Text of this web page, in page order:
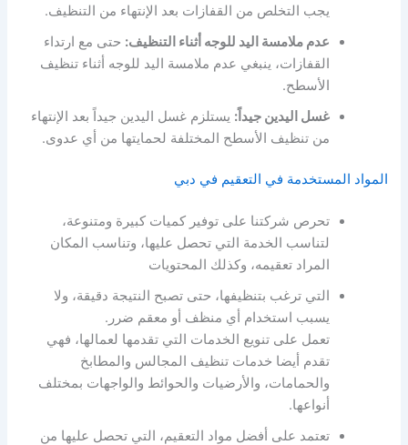
يجب التخلص من القفازات بعد الإنتهاء من التنظيف.
عدم ملامسة اليد للوجه أثناء التنظيف: حتى مع ارتداء
القفازات، ينبغي عدم ملامسة اليد للوجه أثناء تنظيف
الأسطح.
غسل اليدين جيداً: يستلزم غسل اليدين جيداً بعد الإنتهاء
من تنظيف الأسطح المختلفة لحمايتها من أي عدوى.
المواد المستخدمة في التعقيم في دبي
تحرص شركتنا على توفير كميات كبيرة ومتنوعة،
لتناسب الخدمة التي تحصل عليها، وتناسب المكان
المراد تعقيمه، وكذلك المحتويات
التي ترغب بتنظيفها، حتى تصبح النتيجة دقيقة، ولا
يسبب استخدام أي منظف أو معقم ضرر.
تعمل على تنويع الخدمات التي تقدمها لعمالها، فهي
تقدم أيضا خدمات تنظيف المجالس والمطابخ
والحمامات، والأرضيات والحوائط والواجهات بمختلف
أنواعها.
تعتمد على أفضل مواد التعقيم، التي تحصل عليها من